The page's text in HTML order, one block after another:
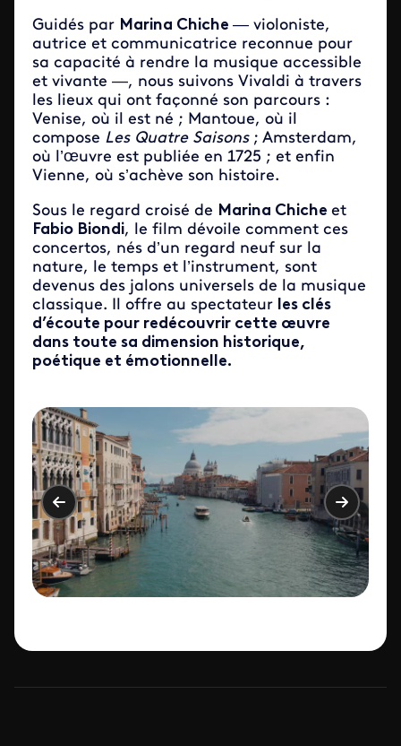
Guidés par Marina Chiche — violoniste,
autrice et communicatrice reconnue pour
sa capacité à rendre la musique accessible
et vivante —, nous suivons Vivaldi à travers
les lieux qui ont façonné son parcours :
Venise, où il est né ; Mantoue, où il
compose Les Quatre Saisons; Amsterdam,
où l’œuvre est publiée en 1725 ; et enfin
Vienne, où s’achève son histoire.
Sous le regard croisé de Marina Chiche et
Fabio Biondi, le film dévoile comment ces
concertos, nés d’un regard neuf sur la
nature, le temps et l’instrument, sont
devenus des jalons universels de la musique
classique. Il offre au spectateur les clés
d’écoute pour redécouvrir cette œuvre
dans toute sa dimension historique,
poétique et émotionnelle.